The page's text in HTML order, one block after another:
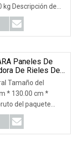
kg Descripción de
Paneles De
De Rieles De
Yeso De Calibre
De Acero Barras
Quilla Ligera
De Techos
Tamaño del
* 130.00 cm *
del paquete